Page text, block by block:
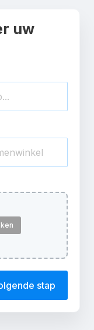
uw
stap